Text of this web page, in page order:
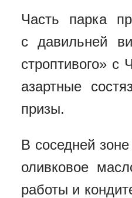
Часть парка
с давильней
строптивого»
азартные
призы.
В соседней зоне
оливковое
работы и